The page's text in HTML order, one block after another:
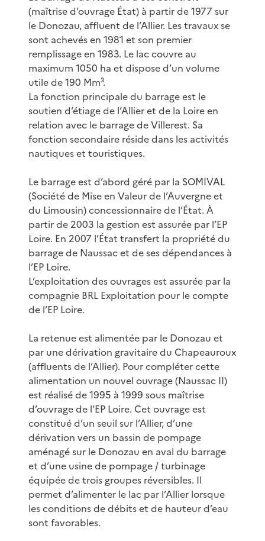
(maîtrise d’ouvrage État) à partir de 1977 sur
le Donozau, affluent de l’Allier. Les travaux se
sont achevés en 1981 et son premier
remplissage en 1983. Le lac couvre au
maximum 1050 ha et dispose d’un volume
utile de 190 Mm³.
La fonction principale du barrage est le
soutien d’étiage de l’Allier et de la Loire en
relation avec le barrage de Villerest. Sa
fonction secondaire réside dans les activités
nautiques et touristiques.
Le barrage est d’abord géré par la SOMIVAL
(Société de Mise en Valeur de l’Auvergne et
du Limousin) concessionnaire de l’État. À
partir de 2003 la gestion est assurée par l’EP
Loire. En 2007 l’État transfert la propriété du
barrage de Naussac et de ses dépendances à
l’EP Loire.
L’exploitation des ouvrages est assurée par la
compagnie BRL Exploitation pour le compte
de l’EP Loire.
La retenue est alimentée par le Donozau et
par une dérivation gravitaire du Chapeauroux
(affluents de l’Allier). Pour compléter cette
alimentation un nouvel ouvrage (Naussac II)
est réalisé de 1995 à 1999 sous maîtrise
d’ouvrage de l’EP Loire. Cet ouvrage est
constitué d’un seuil sur l’Allier, d’une
dérivation vers un bassin de pompage
aménagé sur le Donozau en aval du barrage
et d’une usine de pompage / turbinage
équipée de trois groupes réversibles. Il
permet d’alimenter le lac par l’Allier lorsque
les conditions de débits et de hauteur d’eau
sont favorables.